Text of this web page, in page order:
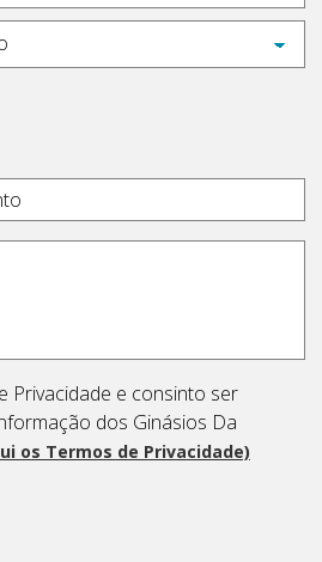
Privacidade e consinto ser
dos Ginásios Da
os Termos de Privacidade)